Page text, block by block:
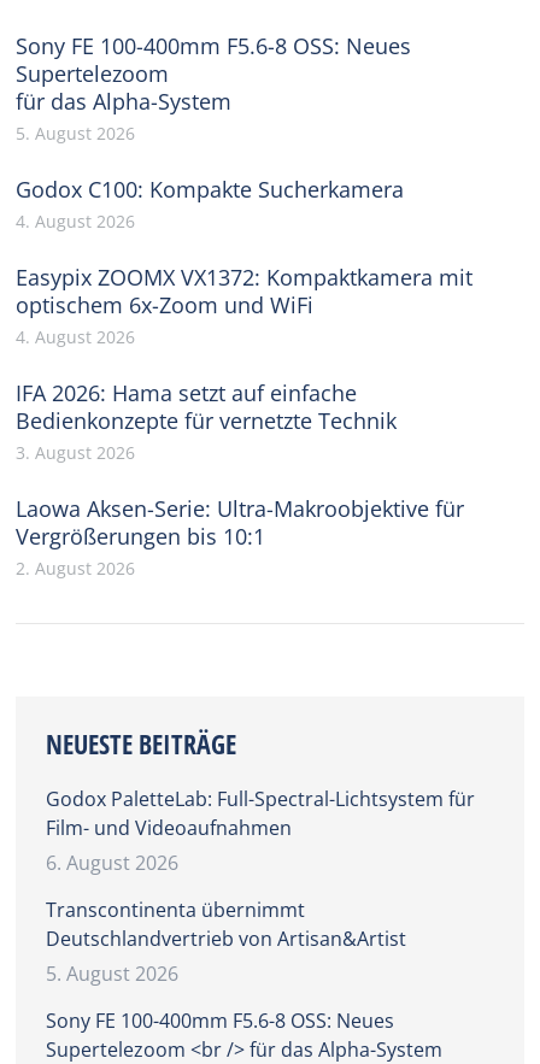
Sony FE 100-400mm F5.6-8 OSS: Neues
Supertelezoom
für das Alpha-System
5. August 2026
Godox C100: Kompakte Sucherkamera
4. August 2026
Easypix ZOOMX VX1372: Kompaktkamera mit
optischem 6x-Zoom und WiFi
4. August 2026
IFA 2026: Hama setzt auf einfache
Bedienkonzepte für vernetzte Technik
3. August 2026
Laowa Aksen-Serie: Ultra-Makroobjektive für
Vergrößerungen bis 10:1
2. August 2026
NEUESTE BEITRÄGE
Godox PaletteLab: Full-Spectral-Lichtsystem für
Film- und Videoaufnahmen
6. August 2026
Transcontinenta übernimmt
Deutschlandvertrieb von Artisan&Artist
5. August 2026
Sony FE 100-400mm F5.6-8 OSS: Neues
Supertelezoom <br /> für das Alpha-System